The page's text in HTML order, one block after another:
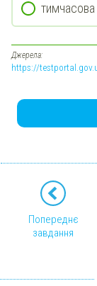
Джерела:
https://
Попереднє
завдання